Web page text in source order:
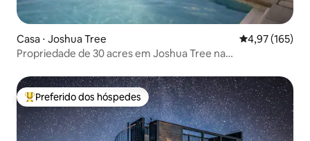
Casa ⋅ Joshua Tree 4,97 de uma
4,97 (165)
Propriedade de 30 acres em Joshua Tree na
Entre os melhores preferidos dos hóspedes
Preferido dos hóspedes